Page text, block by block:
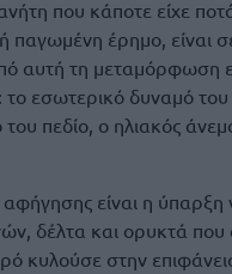
που κάποτε είχε
παγωμένη έρημο,
αυτή τη μεταμόρφωση
εσωτερικό δυναμό
του πεδίο, ο ηλιακός
αφήγησης είναι η
δέλτα και ορυκτά
κυλούσε στην